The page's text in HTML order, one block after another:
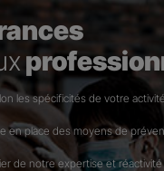
les spécificités de votre
en place des moyens de
de notre expertise et